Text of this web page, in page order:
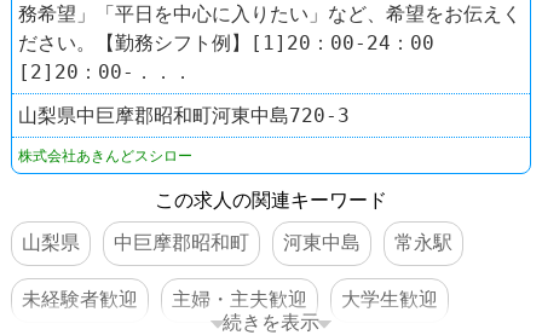
務希望」「平日を中心に入りたい」など、希望をお伝えく
ださい。【勤務シフト例】[1]20：00-24：00
[2]20：00-．．．
山梨県中巨摩郡昭和町河東中島720-3
株式会社あきんどスシロー
この求人の関連キーワード
山梨県
中巨摩郡昭和町 河東中島 常永駅
未経験者歓迎 主婦・主夫歓迎 大学生歓迎
続きを表示